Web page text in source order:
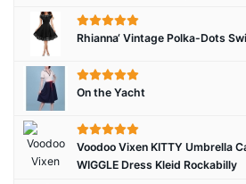
Rhianna‘ Vintage Polka-Dots
On the Yacht
Voodoo Vixen KITTY Umbrella
WIGGLE Dress Kleid Rockabilly